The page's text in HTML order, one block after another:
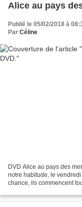
Alice au pays
Publié le 05/02/2018 à
Par Céline
DVD Alice au pays des
notre habitude, le
chance, ils commencent